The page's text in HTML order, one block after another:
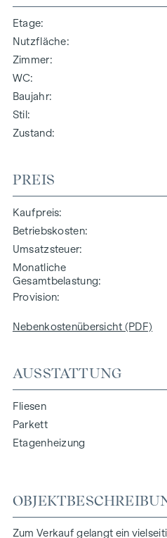
Etage
Nutzfläche
Zimmer
WC
Baujahr
Stil
Zustand
PREIS
Kaufpreis
Betriebskosten
Umsatzsteuer
Monatliche
Gesamtbelastung
Provision
Nebenkostenübersicht (PDF)
AUSSTATTUNG
Fliesen
Parkett
Etagenheizung
Zum Verkauf gelangt ein